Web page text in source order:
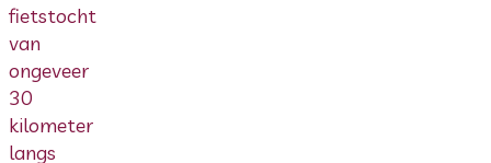
fietstocht
van
ongeveer
30
kilometer
langs